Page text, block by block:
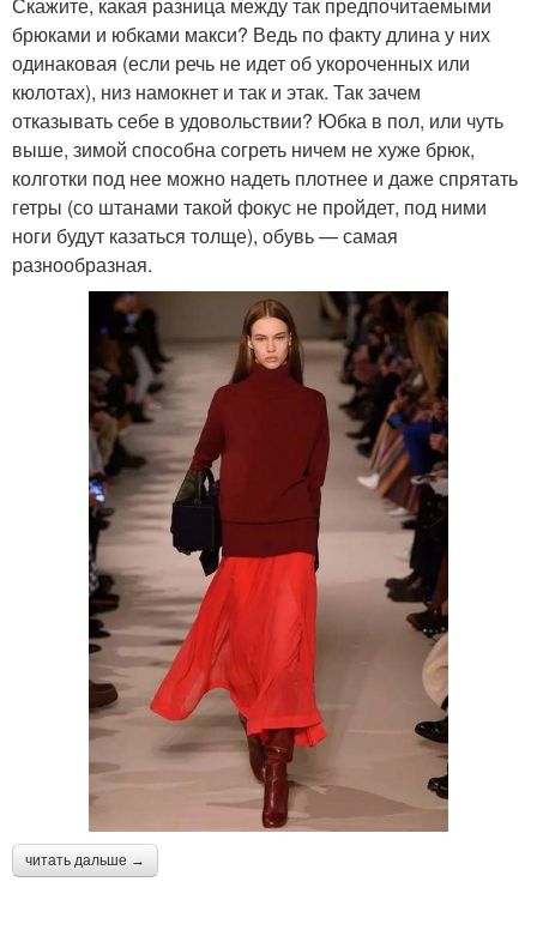
брюками и юбками макси? Ведь по факту длина у них
одинаковая (если речь не идет об укороченных или
кюлотах), низ намокнет и так и этак. Так зачем
отказывать себе в удовольствии? Юбка в пол, или чуть
выше, зимой способна согреть ничем не хуже брюк,
колготки под нее можно надеть плотнее и даже спрятать
гетры (со штанами такой фокус не пройдет, под ними
ноги будут казаться толще), обувь — самая
разнообразная.
читать дальше →